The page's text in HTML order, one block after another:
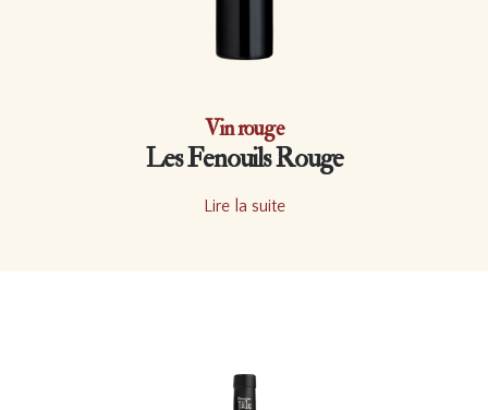
Vin rouge
Les Fenouils Rouge
Lire la suite